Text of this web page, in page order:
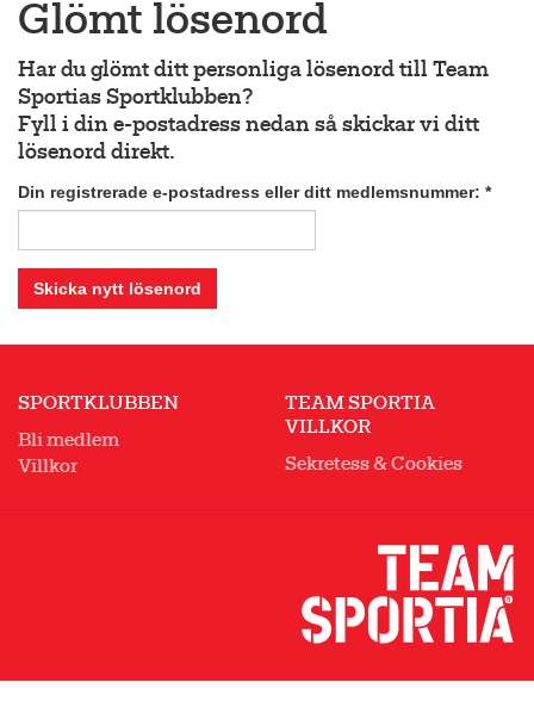
Glömt lösenord
Har du glömt ditt personliga lösenord till Team
Sportias Sportklubben?
Fyll i din e-postadress nedan så skickar vi ditt
lösenord direkt.
Din registrerade e-postadress eller ditt medlemsnummer: *
Skicka nytt lösenord
SPORTKLUBBEN
Bli medlem
Villkor
TEAM SPORTIA
VILLKOR
Sekretess & Cookies